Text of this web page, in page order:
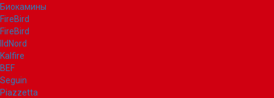
Биокамины
FireBird
FireBird
IldNord
Kalfire
BEF
Seguin
Piazzetta